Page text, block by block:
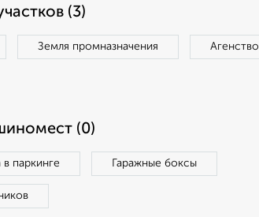
(3)
Земля промназначения Агенство
(0)
паркинге Гаражные боксы